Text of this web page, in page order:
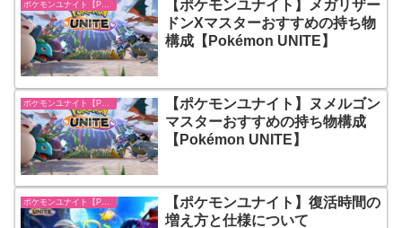
ポケモンユナイト【Pokémon UNITE】
【ポケモンユナイト】メガリザー
ドンXマスターおすすめの持ち物
構成【Pokémon UNITE】
【ポケモンユナイト】ヌメルゴン
マスターおすすめの持ち物構成
【Pokémon UNITE】
【ポケモンユナイト】復活時間の
増え方と仕様について